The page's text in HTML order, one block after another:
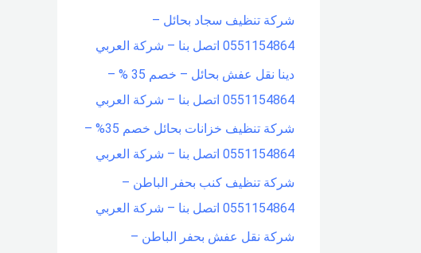
شركة تنظيف سجاد بحائل –
0551154864 اتصل بنا – شركة العربي
دينا نقل عفش بحائل – خصم 35 % –
0551154864 اتصل بنا – شركة العربي
شركة تنظيف خزانات بحائل خصم 35% –
0551154864 اتصل بنا – شركة العربي
شركة تنظيف كنب بحفر الباطن –
0551154864 اتصل بنا – شركة العربي
شركة نقل عفش بحفر الباطن –